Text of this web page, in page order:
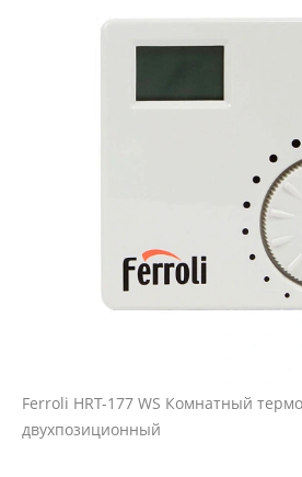
Ferroli HRT-177 WS Комнатный
двухпозиционный